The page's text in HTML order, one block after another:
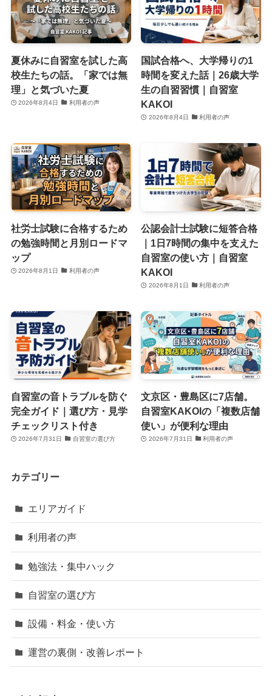
夏休みに自習室を試した高
校生たちの話。「家では無
理」と気づいた夏
2026年8月4日 利用者の声
国試合格へ、大学帰りの1
時間を変えた話｜26歳大学
生の自習習慣｜自習室
KAKOI
2026年8月4日 利用者の声
社労士試験に合格するため
の勉強時間と月別ロードマ
ップ
2026年8月1日 利用者の声
公認会計士試験に短答合格
｜1日7時間の集中を支えた
自習室の使い方｜自習室
KAKOI
2026年8月1日 利用者の声
自習室の音トラブルを防ぐ
完全ガイド｜選び方・見学
チェックリスト付き
2026年7月31日 自習室の選び方
文京区・豊島区に7店舗。
自習室KAKOIの「複数店舗
使い」が便利な理由
2026年7月31日 利用者の声
カテゴリー
エリアガイド
利用者の声
勉強法・集中ハック
自習室の選び方
設備・料金・使い方
運営の裏側・改善レポート